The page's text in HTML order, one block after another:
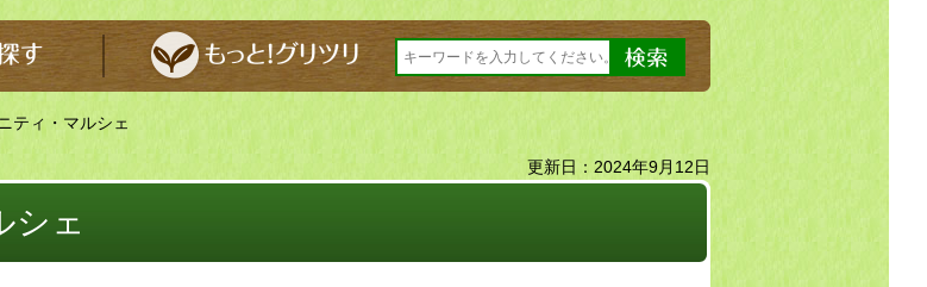
ティ・マルシェ
更新日：2024年9月12日
シェ